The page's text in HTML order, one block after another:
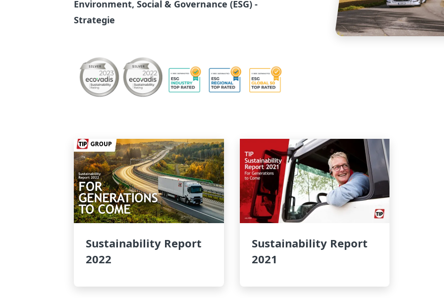
Environment, Social & Governance (ESG) -
Strategie
Sustainability Report
2022
Sustainability Report
2021